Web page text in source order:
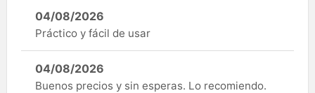
04/08/2026
Práctico y fácil de usar
04/08/2026
Buenos precios y sin esperas. Lo recomiendo.